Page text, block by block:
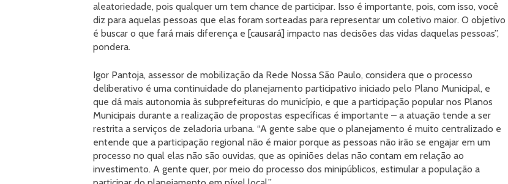
aleatoriedade, pois qualquer um tem chance de participar. Isso é importante, pois, com isso, você
diz para aquelas pessoas que elas foram sorteadas para representar um coletivo maior. O objetivo
é buscar o que fará mais diferença e [causará] impacto nas decisões das vidas daquelas pessoas”,
pondera.
Igor Pantoja, assessor de mobilização da Rede Nossa São Paulo, considera que o processo
deliberativo é uma continuidade do planejamento participativo iniciado pelo Plano Municipal, e
que dá mais autonomia às subprefeituras do município, e que a participação popular nos Planos
Municipais durante a realização de propostas específicas é importante – a atuação tende a ser
restrita a serviços de zeladoria urbana. “A gente sabe que o planejamento é muito centralizado e
entende que a participação regional não é maior porque as pessoas não irão se engajar em um
processo no qual elas não são ouvidas, que as opiniões delas não contam em relação ao
investimento. A gente quer, por meio do processo dos minipúblicos, estimular a população a